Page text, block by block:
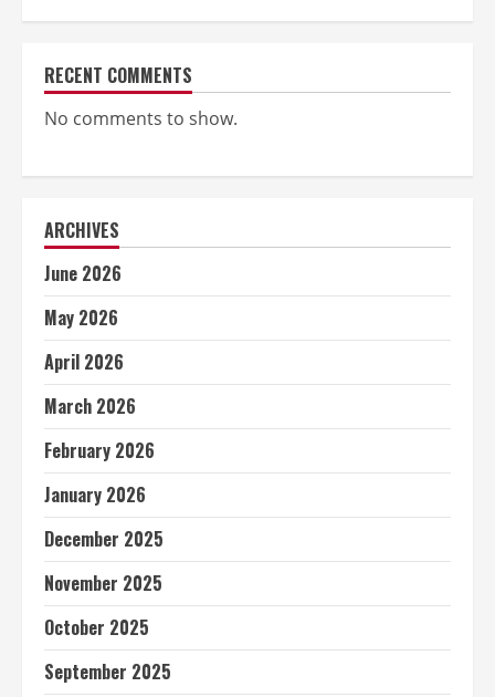
RECENT COMMENTS
No comments to show.
ARCHIVES
June 2026
May 2026
April 2026
March 2026
February 2026
January 2026
December 2025
November 2025
October 2025
September 2025